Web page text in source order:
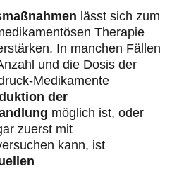
lässt sich zum
Therapie
In manchen Fällen
und die Dosis der
Medikamente
der
möglich ist, oder
zuerst mit
kann, ist